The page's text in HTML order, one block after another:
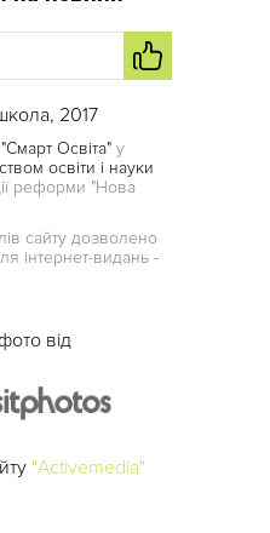
2017
Освіта" у
освіти і науки
реформи "Нова
сайту дозволено
інтернет-видань -
від
"Activemedia"